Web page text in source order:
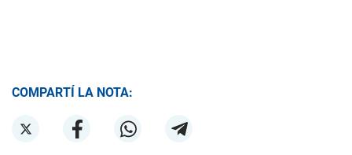
COMPARTÍ LA NOTA: